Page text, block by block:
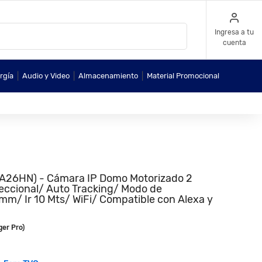
Ingresa a tu
cuenta
Audio y Video Almacenamiento Material Promocional
- Cámara IP Domo Motorizado 2
Auto Tracking/ Modo de
Ir 10 Mts/ WiFi/ Compatible con Alexa y
Pro)